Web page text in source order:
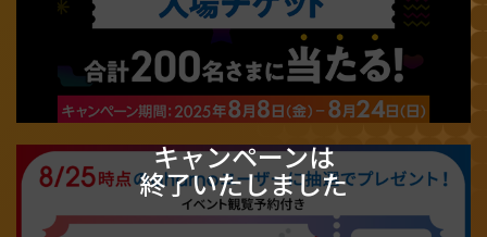
キャンペーンは
終了いたしました